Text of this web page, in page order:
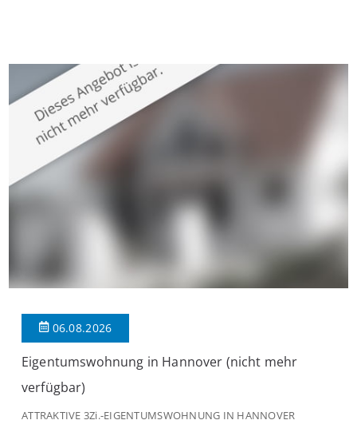
großzügige Räume und eine hochwertige Ausstattung, die
modernen Wohnkomfort mit einem stilvollen Ambiente
verbindet. Der […]
06.08.2026
Eigentumswohnung in Hannover (nicht mehr
verfügbar)
ATTRAKTIVE 3Zi.-EIGENTUMSWOHNUNG IN HANNOVER